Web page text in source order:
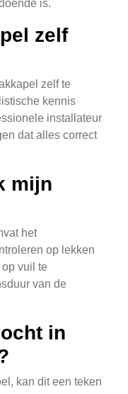
is.
zelf
zelf te
kennis
installateur
dat alles correct
mijn
het
op lekken
vuil te
van de
in
kan dit een teken